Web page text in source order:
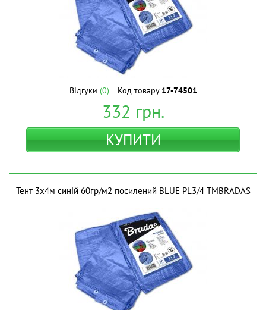
Відгуки (0) Код товару 17-74501
332 грн.
КУПИТИ
Тент 3х4м синій 60гр/м2 посилений BLUE PL3/4 ТМBRADAS